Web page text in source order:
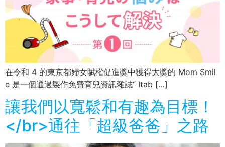
在令和 4 的東京都婦女賦權促進獎中獲得大獎的 Mom Smil
e 是一個通過製作免費育兒資訊雜誌“ Itab […]
讓我們以寬鬆和有趣為目標！
</br>通往「超級爸爸」之路